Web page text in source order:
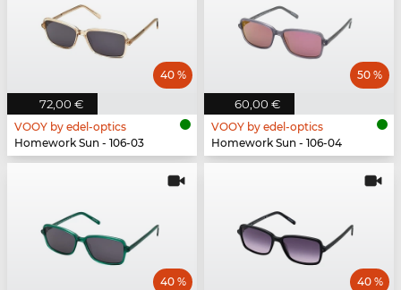
72,00 €
40 %
VOOY by edel-optics
Homework Sun - 106-03
60,00 €
50 %
VOOY by edel-optics
Homework Sun - 106-04
40 % 40 %